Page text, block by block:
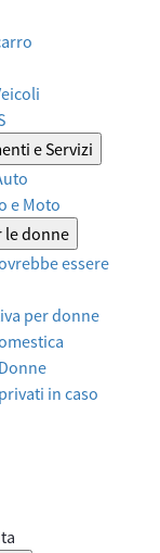
e Servizi
e Moto
le donne
essere
per donne
in caso